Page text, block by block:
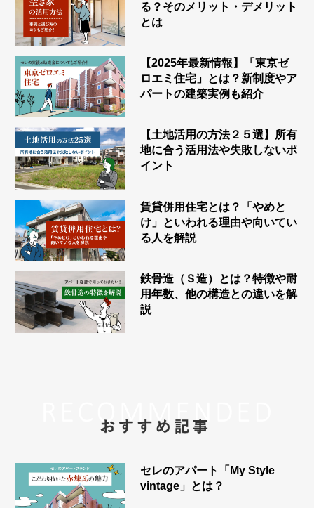
Fwin Type
Fusion Type
設備について
セレの技術力
アパートができるまで
東京ゼロエミ住宅
千葉工場
アパート経営サポート
賃貸管理
建物管理
入居者募集システム
オーナーサポート
オーナーさま・ゲストの声
ゲストの声
ご相談の流れ
お知らせ
る？そのメリット・デメリット
とは
【2025年最新情報】「東京ゼ
ロエミ住宅」とは？新制度やア
パートの建築実例も紹介
【土地活用の方法２５選】所有
地に合う活用法や失敗しないポ
イント
賃貸併用住宅とは？「やめと
け」といわれる理由や向いてい
る人を解説
鉄骨造（Ｓ造）とは？特徴や耐
用年数、他の構造との違いを解
説
セレのアパート「My Style
vintage」とは？